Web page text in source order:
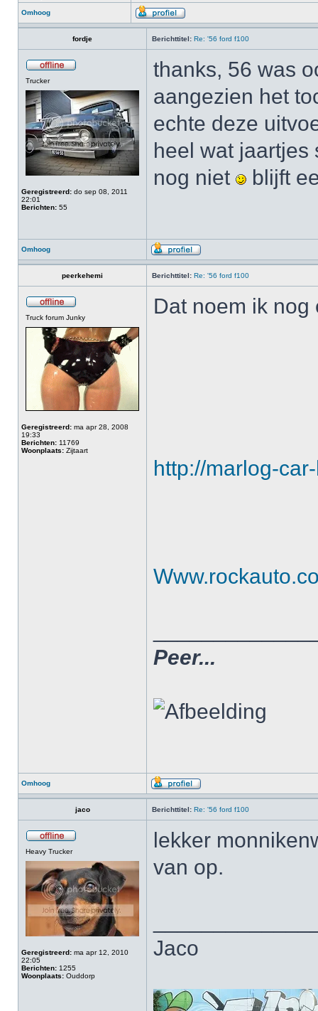
Omhoog
fordje Berichttitel: Re: '56 ford f100
Trucker
Geregistreerd: do sep 08, 2011
22:01
Berichten: 55
thanks, 56 was
aangezien het
echte deze
heel wat jaartjes
nog niet
blijft
Omhoog
peerkehemi Berichttitel: Re: '56 ford f100
Truck forum Junky
Geregistreerd: ma apr 28, 2008
19:33
Berichten: 11769
Woonplaats: Zijtaart
Dat noem ik
http://marlog-
Peer...
Omhoog
jaco Berichttitel: Re: '56 ford f100
Heavy Trucker
Geregistreerd: ma apr 12, 2010
22:05
Berichten: 1255
Woonplaats: Ouddorp
lekker
van op.
Jaco